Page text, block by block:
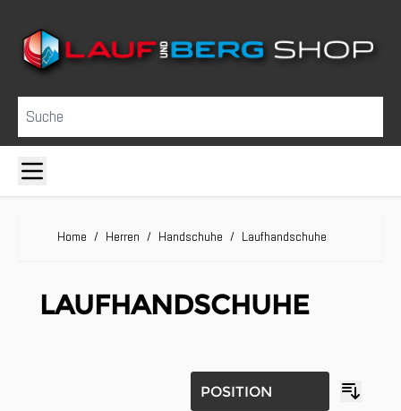
Suche
Home / Herren / Handschuhe / Laufhandschuhe
LAUFHANDSCHUHE